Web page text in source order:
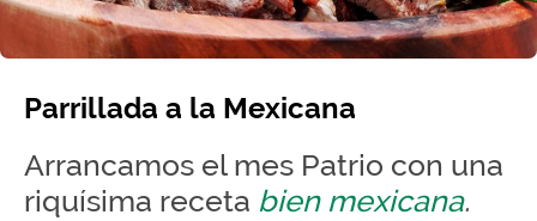
Parrillada a la Mexicana
Arrancamos el mes Patrio con una
riquísima receta bien mexicana.